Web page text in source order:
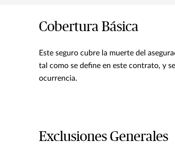
Cobertura Básica
Este seguro cubre la muerte del
tal como se define en este contrato, y
ocurrencia.
Exclusiones Generales